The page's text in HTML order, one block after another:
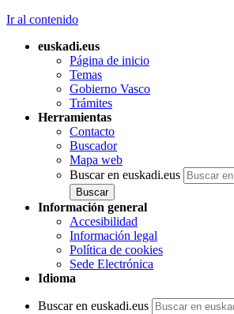
Ir al contenido
euskadi.eus
Página de inicio
Temas
Gobierno Vasco
Trámites
Herramientas
Contacto
Buscador
Mapa web
Buscar en euskadi.eus
Información general
Accesibilidad
Información legal
Política de cookies
Sede Electrónica
Idioma
Buscar en euskadi.eus